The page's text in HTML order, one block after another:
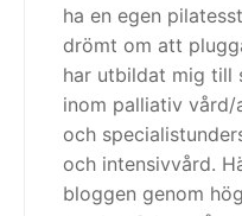
ha en egen
drömt om att
har utbildat mig till
inom palliativ vård/
och
och intensivvård.
bloggen genom